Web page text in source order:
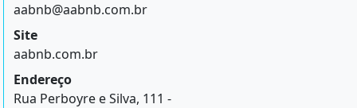
aabnb@aabnb.com.br
Site
aabnb.com.br
Endereço
Rua Perboyre e Silva, 111 -